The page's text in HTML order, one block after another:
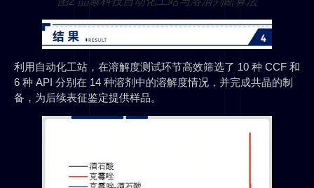
利用自动化工站，在溶解度测试环节高效筛选了 10 种 CCF 和
6 种 API 分别在 14 种溶剂中的溶解度情况，并完成共晶的制
备，为后续表征鉴定提供样品。